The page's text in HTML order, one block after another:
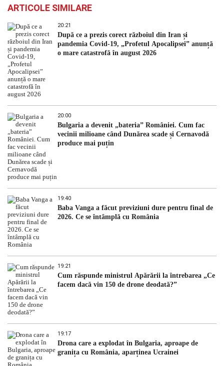
ARTICOLE SIMILARE
20:21
După ce a prezis corect războiul din Iran și
pandemia Covid-19, „Profetul Apocalipsei” anunță
o mare catastrofă în august 2026
20:00
Bulgaria a devenit „bateria” României. Cum fac
vecinii milioane când Dunărea scade și Cernavodă
produce mai puțin
19:40
Baba Vanga a făcut previziuni dure pentru final de
2026. Ce se întâmplă cu România
19:21
Cum răspunde ministrul Apărării la întrebarea „Ce
facem dacă vin 150 de drone deodată?”
19:17
Drona care a explodat în Bulgaria, aproape de
granița cu România, aparținea Ucrainei